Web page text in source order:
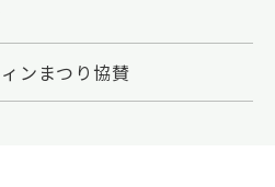
ンまつり協賛